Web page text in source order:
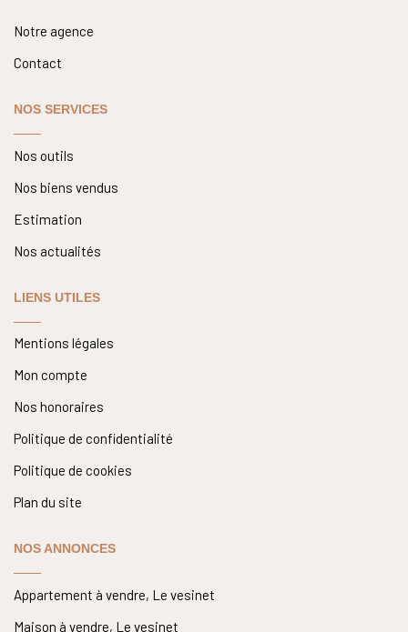
Notre agence
Contact
NOS SERVICES
Nos outils
Nos biens vendus
Estimation
Nos actualités
LIENS UTILES
Mentions légales
Mon compte
Nos honoraires
Politique de confidentialité
Politique de cookies
Plan du site
NOS ANNONCES
Appartement à vendre, Le vesinet
Maison à vendre, Le vesinet